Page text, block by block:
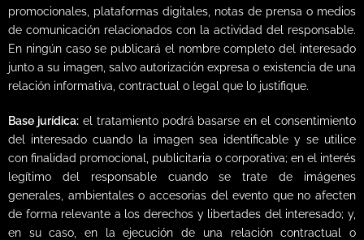
promocionales, plataformas digitales, notas de prensa o medios
de comunicación relacionados con la actividad del responsable.
En ningún caso se publicará el nombre completo del interesado
junto a su imagen, salvo autorización expresa o existencia de una
relación informativa, contractual o legal que lo justifique.
Base jurídica:el tratamiento podrá basarse en el consentimiento
del interesado cuando la imagen sea identificable y se utilice
con finalidad promocional, publicitaria o corporativa; en el interés
legítimo del responsable cuando se trate de imágenes
generales, ambientales o accesorias del evento que no afecten
de forma relevante a los derechos y libertades del interesado; y,
en su caso, en la ejecución de una relación contractual o